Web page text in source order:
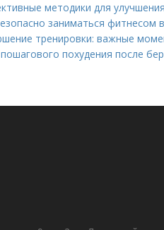
методики для
заниматься фитнесом
тренировки: важные
похудения после